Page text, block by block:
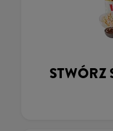
STWÓRZ